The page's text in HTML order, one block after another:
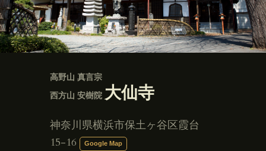
高野山 真言宗
西方山 安樹院 大仙寺
神奈川県横浜市保土ヶ谷区霞台
15-16
Google Map